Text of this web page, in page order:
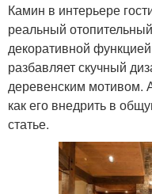
Камин в интерьере
реальный
декоративной
разбавляет скучный
деревенским мотивом.
как его внедрить в
статье.